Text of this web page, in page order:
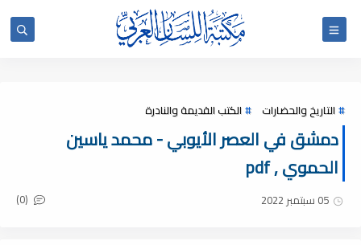
التاريخ والحضارات الكتب القديمة والنادرة
دمشق في العصر الأيوبي - محمد ياسين
الحموي , pdf
05 سبتمبر 2022 (0)